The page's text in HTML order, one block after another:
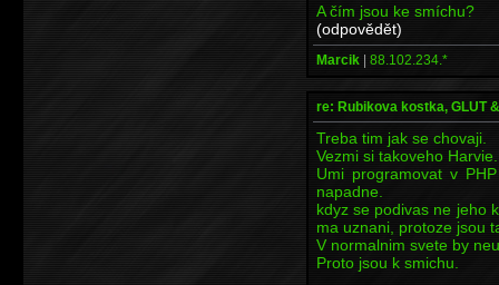
A čím jsou ke smíchu?
(odpovědět)
Marcik | 88.102.234.*
re: Rubikova kostka, GLUT
Treba tim jak se chovaji.
Vezmi si takoveho Harvie.
Umi programovat v
napadne.
kdyz se podivas ne jeho
ma uznani, protoze jsou
V normalnim svete by
Proto jsou k smichu.